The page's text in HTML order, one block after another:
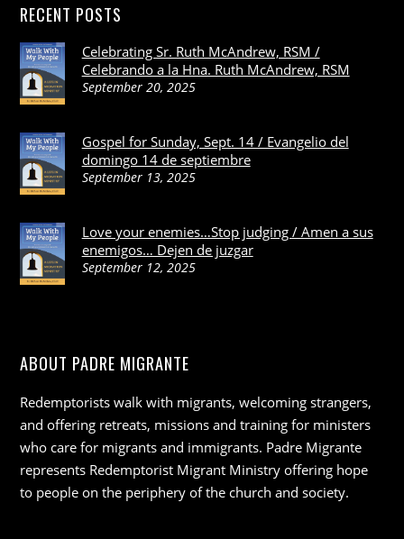
RECENT POSTS
Celebrating Sr. Ruth McAndrew, RSM /
Celebrando a la Hna. Ruth McAndrew, RSM
September 20, 2025
Gospel for Sunday, Sept. 14 / Evangelio del
domingo 14 de septiembre
September 13, 2025
Love your enemies…Stop judging / Amen a sus
enemigos… Dejen de juzgar
September 12, 2025
ABOUT PADRE MIGRANTE
Redemptorists walk with migrants, welcoming strangers,
and offering retreats, missions and training for ministers
who care for migrants and immigrants. Padre Migrante
represents Redemptorist Migrant Ministry offering hope
to people on the periphery of the church and society.